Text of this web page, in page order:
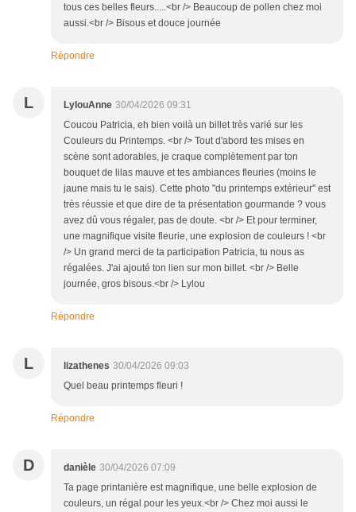
tous ces belles fleurs.....<br /> Beaucoup de pollen chez moi
aussi.<br /> Bisous et douce journée
Répondre
L LylouAnne 30/04/2026 09:31
Coucou Patricia, eh bien voilà un billet très varié sur les
Couleurs du Printemps. <br /> Tout d'abord tes mises en
scène sont adorables, je craque complètement par ton
bouquet de lilas mauve et tes ambiances fleuries (moins le
jaune mais tu le sais). Cette photo "du printemps extérieur" est
très réussie et que dire de ta présentation gourmande ? vous
avez dû vous régaler, pas de doute. <br /> Et pour terminer,
une magnifique visite fleurie, une explosion de couleurs ! <br
/> Un grand merci de ta participation Patricia, tu nous as
régalées. J'ai ajouté ton lien sur mon billet. <br /> Belle
journée, gros bisous.<br /> Lylou
Répondre
L lizathenes 30/04/2026 09:03
Quel beau printemps fleuri !
Répondre
D danièle 30/04/2026 07:09
Ta page printanière est magnifique, une belle explosion de
couleurs, un régal pour les yeux.<br /> Chez moi aussi le